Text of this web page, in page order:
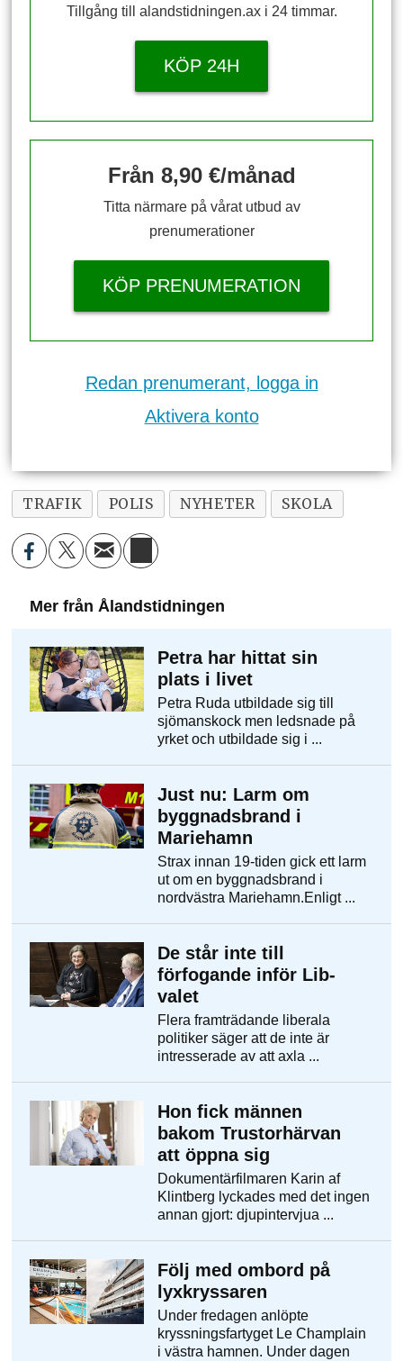
Tillgång till alandstidningen.ax i 24 timmar.
KÖP 24H
Från 8,90 €/månad
Titta närmare på vårat utbud av
prenumerationer
KÖP PRENUMERATION
Redan prenumerant, logga in
Aktivera konto
TRAFIK POLIS NYHETER SKOLA